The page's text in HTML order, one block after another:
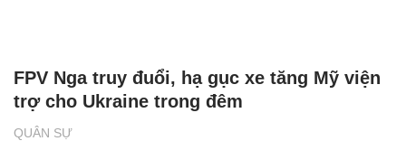
QUÂN SỰ
FPV Nga truy đuổi, hạ gục xe tăng Mỹ viện
trợ cho Ukraine trong đêm